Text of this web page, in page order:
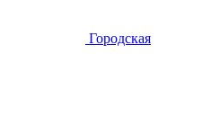
Городская